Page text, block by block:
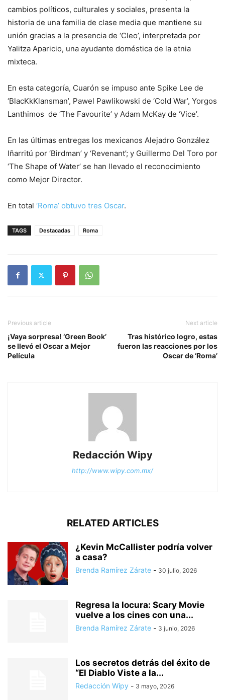
cambios políticos, culturales y sociales, presenta la
historia de una familia de clase media que mantiene su
unión gracias a la presencia de ‘Cleo’, interpretada por
Yalitza Aparicio, una ayudante doméstica de la etnia
mixteca.
En esta categoría, Cuarón se impuso ante Spike Lee de
‘BlacKkKlansman’, Pawel Pawlikowski de ‘Cold War’, Yorgos
Lanthimos de ‘The Favourite’ y Adam McKay de ‘Vice’.
En las últimas entregas los mexicanos Alejadro González
Iñarritú por ‘Birdman’ y ‘Revenant’; y Guillermo Del Toro por
‘The Shape of Water’ se han llevado el reconocimiento
como Mejor Director.
En total ‘Roma’ obtuvo tres Oscar.
TAGS Destacadas Roma
Previous article
¡Vaya sorpresa! ‘Green Book’
se llevó el Oscar a Mejor
Película
Next article
Tras histórico logro, estas
fueron las reacciones por los
Oscar de ‘Roma’
Redacción Wipy
http://www.wipy.com.mx/
RELATED ARTICLES
¿Kevin McCallister podría volver
a casa?
Brenda Ramírez Zárate - 30 julio, 2026
Regresa la locura: Scary Movie
vuelve a los cines con una...
Brenda Ramírez Zárate - 3 junio, 2026
Los secretos detrás del éxito de
“El Diablo Viste a la...
Redacción Wipy - 3 mayo, 2026